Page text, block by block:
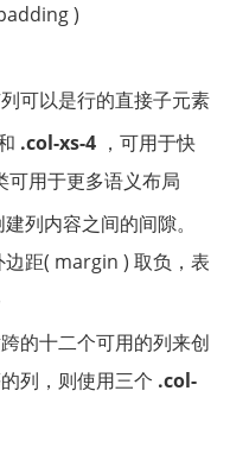
)
可以是行的直接子元素
.col-xs-4 ，可用于快
可用于更多语义布局
列内容之间的间隙。
边距( margin ) 取负，表
的十二个可用的列来创
列，则使用三个 .col-